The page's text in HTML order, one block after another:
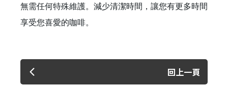
無需任何特殊維護。減少清潔時間，讓您有更多時間
享受您喜愛的咖啡。
回上一頁